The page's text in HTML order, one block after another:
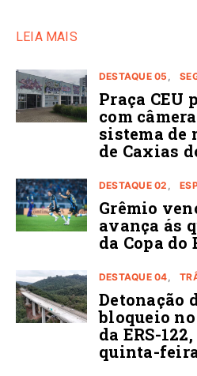
LEIA MAIS
DESTAQUE 05
Praça CEU
com
sistema de
de Caxias
DESTAQUE 02
Grêmio
avança ás
da Copa do
DESTAQUE 04
Detonação
bloqueio
da ERS-
quinta-